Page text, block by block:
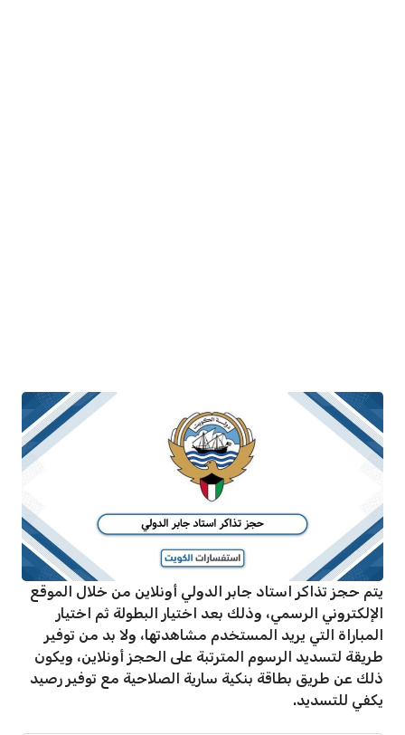
يتم حجز تذاكر استاد جابر الدولي أونلاين من خلال الموقع
الإلكتروني الرسمي، وذلك بعد اختيار البطولة ثم اختيار
المباراة التي يريد المستخدم مشاهدتها، ولا بد من توفير
طريقة لتسديد الرسوم المترتبة على الحجز أونلاين، ويكون
ذلك عن طريق بطاقة بنكية سارية الصلاحية مع توفير رصيد
يكفي للتسديد.